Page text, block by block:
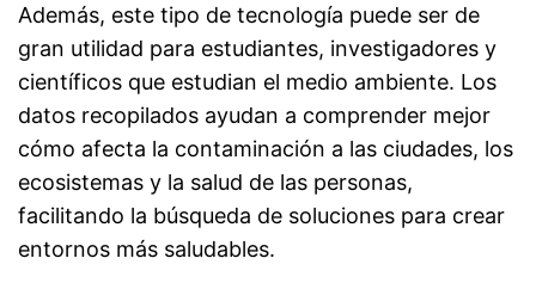
Además, este tipo de tecnología puede ser de
gran utilidad para estudiantes, investigadores y
científicos que estudian el medio ambiente. Los
datos recopilados ayudan a comprender mejor
cómo afecta la contaminación a las ciudades, los
ecosistemas y la salud de las personas,
facilitando la búsqueda de soluciones para crear
entornos más saludables.